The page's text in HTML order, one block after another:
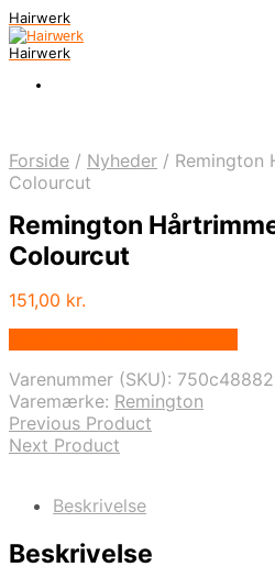
Hairwerk
Hairwerk
Forside / Nyheder / Remington
Colourcut
Remington
Colourcut
151,00 kr.
Varenummer (SKU):
Varemærke: Remington
Previous Product
Next Product
Beskrivelse
Beskrivelse